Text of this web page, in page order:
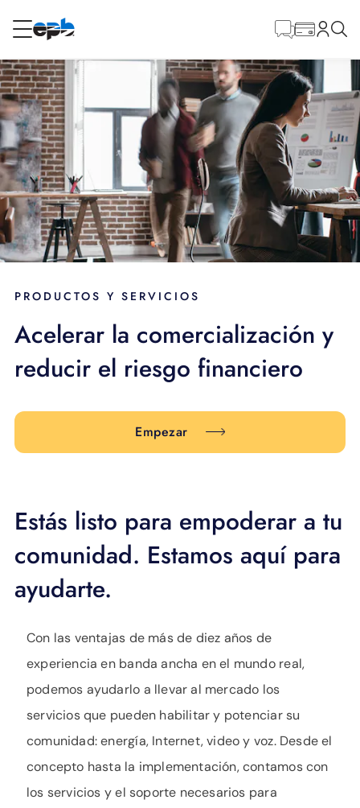
RESIDENCIAL NEGOCIO
Soluciones de banda ancha
BLOG
APOYO
IDIOMA
principal
PRODUCTOS Y SERVICIOS
Acelerar la comercialización y
reducir el riesgo financiero
Empezar
Estás listo para empoderar a tu
comunidad. Estamos aquí para
ayudarte.
Con las ventajas de más de diez años de
experiencia en banda ancha en el mundo real,
podemos ayudarlo a llevar al mercado los
servicios que pueden habilitar y potenciar su
comunidad: energía, Internet, video y voz. Desde el
concepto hasta la implementación, contamos con
los servicios y el soporte necesarios para